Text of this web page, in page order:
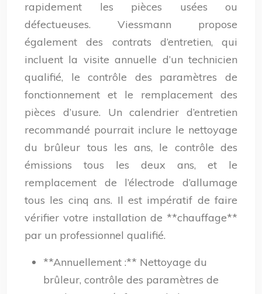
rapidement les pièces usées ou
défectueuses. Viessmann propose
également des contrats d’entretien, qui
incluent la visite annuelle d’un technicien
qualifié, le contrôle des paramètres de
fonctionnement et le remplacement des
pièces d’usure. Un calendrier d’entretien
recommandé pourrait inclure le nettoyage
du brûleur tous les ans, le contrôle des
émissions tous les deux ans, et le
remplacement de l’électrode d’allumage
tous les cinq ans. Il est impératif de faire
vérifier votre installation de **chauffage**
par un professionnel qualifié.
**Annuellement :** Nettoyage du
brûleur, contrôle des paramètres de